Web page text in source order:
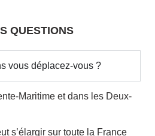
QUESTIONS
vous déplacez-vous ?
Maritime et dans les Deux-
s’élargir sur toute la France